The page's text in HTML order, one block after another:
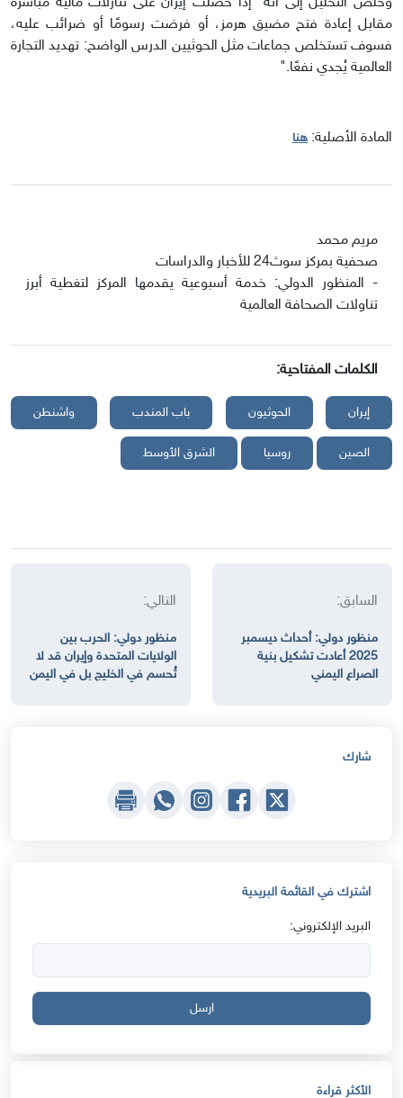
مقابل إعادة فتح مضيق هرمز، أو فرضت رسومًا أو ضرائب عليه،
فسوف تستخلص جماعات مثل الحوثيين الدرس الواضح: تهديد التجارة
العالمية يُجدي نفعًا."
المادة الأصلية: هنا
مريم محمد
صحفية بمركز سوث24 للأخبار والدراسات
- المنظور الدولي: خدمة أسبوعية يقدمها المركز لتغطية أبرز
تناولات الصحافة العالمية
الكلمات المفتاحية:
إيران الحوثيون باب المندب واشنطن
الصين روسيا الشرق الأوسط
السابق:
منظور دولي: أحداث ديسمبر
2025 أعادت تشكيل بنية
الصراع اليمني
التالي:
منظور دولي: الحرب بين
الولايات المتحدة وإيران قد لا
تُحسم في الخليج بل في اليمن
شارك
اشترك في القائمة البريدية
البريد الإلكتروني:
ارسل
الأكثر قراءة